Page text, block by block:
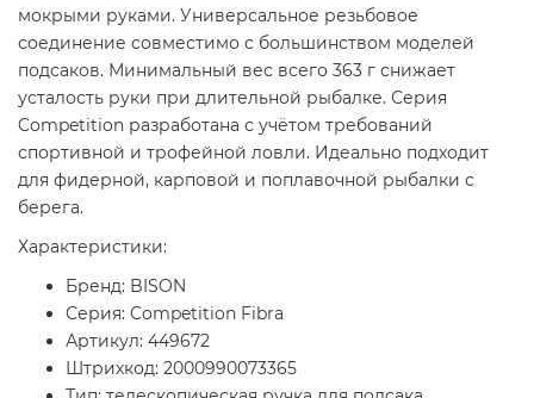
мокрыми руками. Универсальное резьбовое
соединение совместимо с большинством моделей
подсаков. Минимальный вес всего 363 г снижает
усталость руки при длительной рыбалке. Серия
Competition разработана с учётом требований
спортивной и трофейной ловли. Идеально подходит
для фидерной, карповой и поплавочной рыбалки с
берега.
Характеристики:
Бренд: BISON
Серия: Competition Fibra
Артикул: 449672
Штрихкод: 2000990073365